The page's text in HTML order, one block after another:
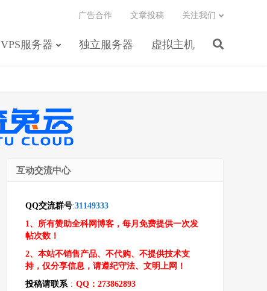
VPS服务器 独立服务器 虚拟主机
广告合作 文章投稿 关注我们
互动交流中心
QQ交流群号:31149333
1、所有赞助全科网博客，每月免费提供一次发
帖次数！
2、本站不销售产品、不代购、不提供技术支
持，仅分享信息，请遵纪守法、文明上网！
投稿请联系： QQ：273862893